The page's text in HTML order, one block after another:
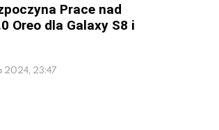
Prace nad
Oreo dla Galaxy S8 i
2024, 23:47